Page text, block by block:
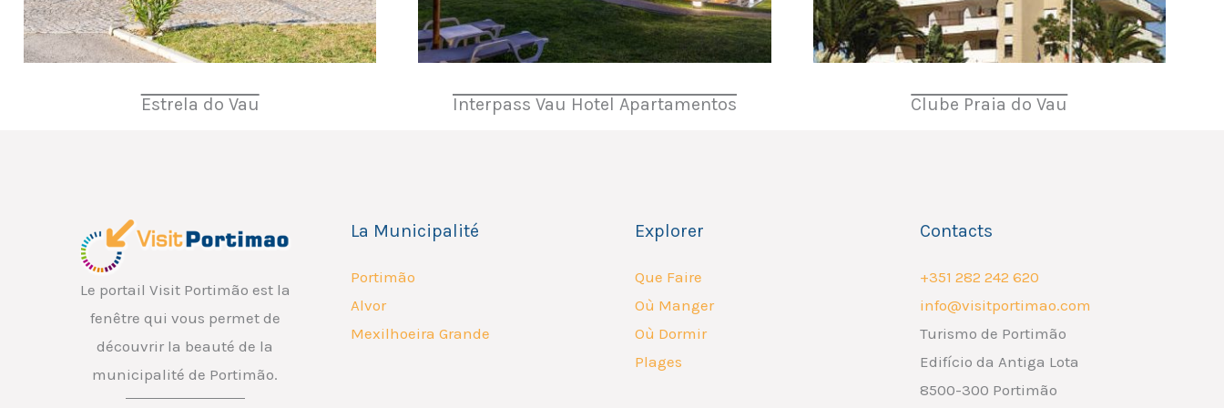
Estrela do Vau Interpass Vau Hotel Apartamentos Clube Praia do Vau
Le portail Visit Portimão est la
fenêtre qui vous permet de
découvrir la beauté de la
municipalité de Portimão.
La Municipalité
Portimão
Alvor
Mexilhoeira Grande
Explorer
Que Faire
Où Manger
Où Dormir
Plages
Contacts
+351 282 242 620
info@visitportimao.com
Turismo de Portimão
Edifício da Antiga Lota
8500-300 Portimão